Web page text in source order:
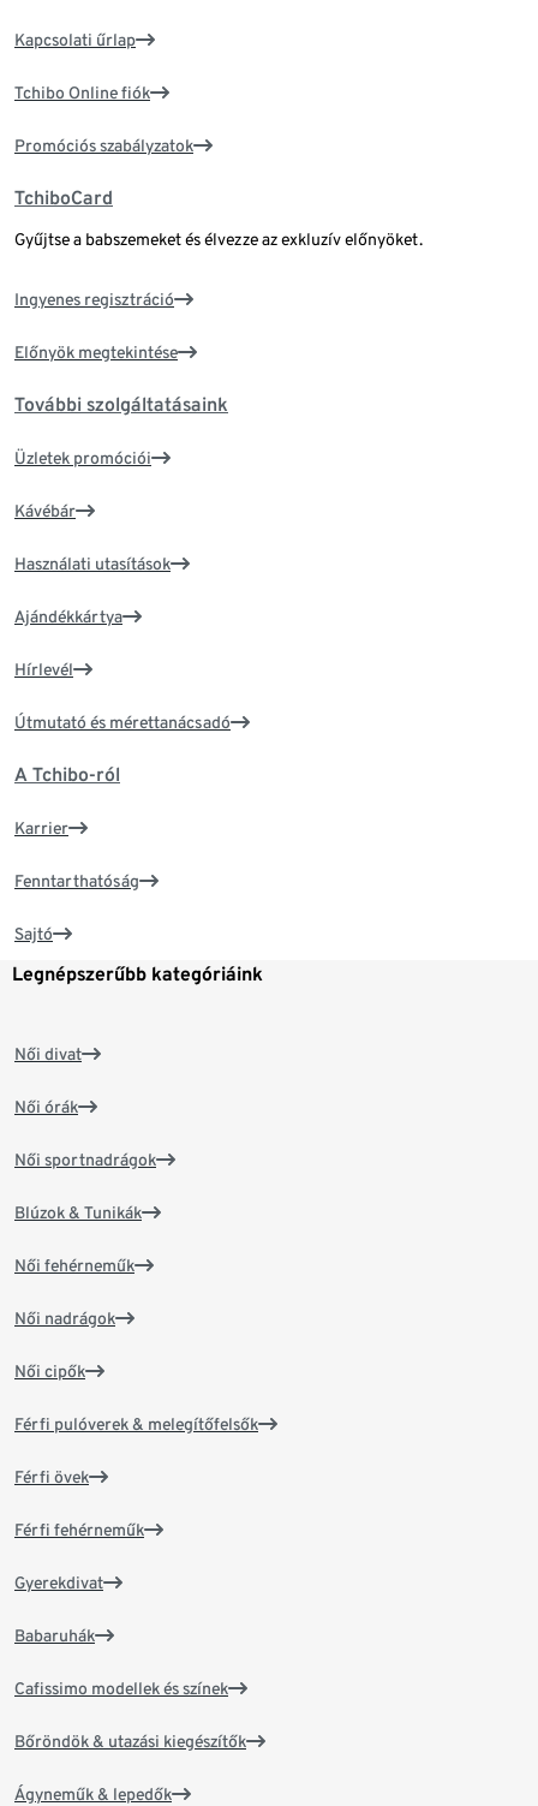
Kapcsolati űrlap
Tchibo Online fiók
Promóciós szabályzatok
TchiboCard
Gyűjtse a babszemeket és élvezze az exkluzív előnyöket.
Ingyenes regisztráció
Előnyök megtekintése
További szolgáltatásaink
Üzletek promóciói
Kávébár
Használati utasítások
Ajándékkártya
Hírlevél
Útmutató és mérettanácsadó
A Tchibo-ról
Karrier
Fenntarthatóság
Sajtó
Legnépszerűbb kategóriáink
Női divat
Női órák
Női sportnadrágok
Blúzok & Tunikák
Női fehérneműk
Női nadrágok
Női cipők
Férfi pulóverek & melegítőfelsők
Férfi övek
Férfi fehérneműk
Gyerekdivat
Babaruhák
Cafissimo modellek és színek
Bőröndök & utazási kiegészítők
Ágyneműk & lepedők